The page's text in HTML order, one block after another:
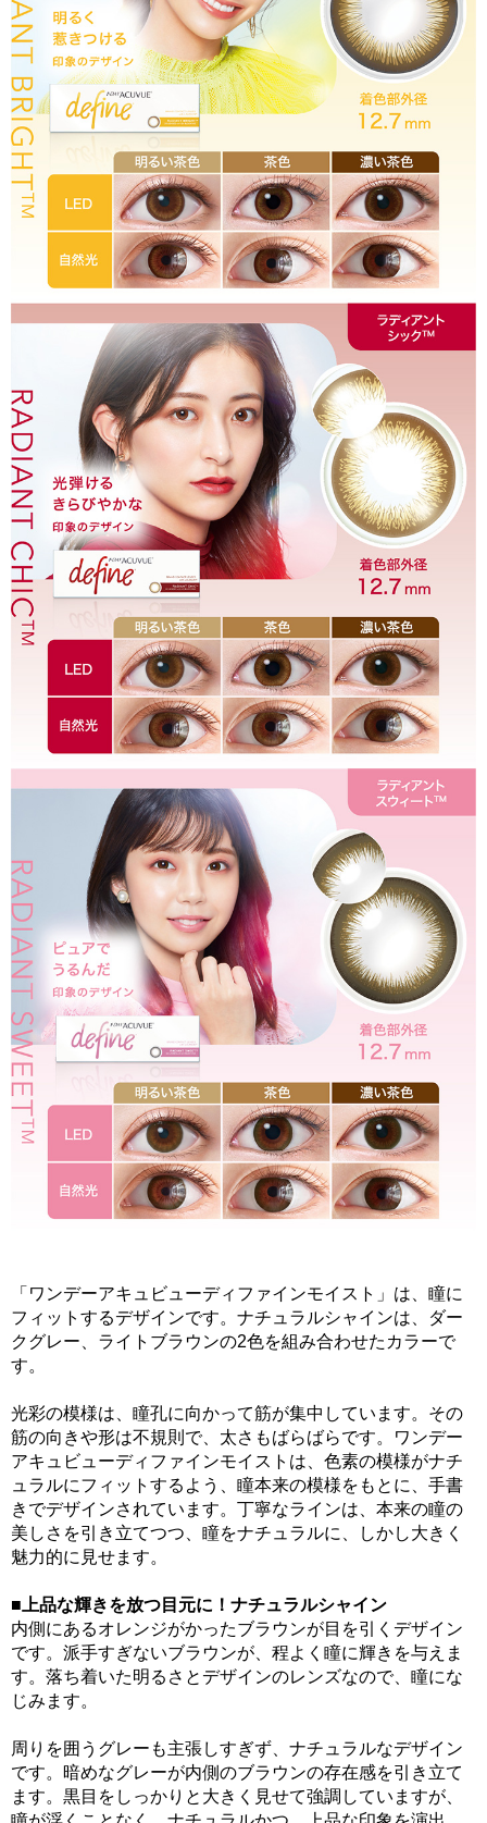
「ワンデーアキュビューディファインモイスト」は、瞳に
フィットするデザインです。ナチュラルシャインは、ダー
クグレー、ライトブラウンの2色を組み合わせたカラーで
す。
光彩の模様は、瞳孔に向かって筋が集中しています。その
筋の向きや形は不規則で、太さもばらばらです。ワンデー
アキュビューディファインモイストは、色素の模様がナチ
ュラルにフィットするよう、瞳本来の模様をもとに、手書
きでデザインされています。丁寧なラインは、本来の瞳の
美しさを引き立てつつ、瞳をナチュラルに、しかし大きく
魅力的に見せます。
■上品な輝きを放つ目元に！ナチュラルシャイン
内側にあるオレンジがかったブラウンが目を引くデザイン
です。派手すぎないブラウンが、程よく瞳に輝きを与えま
す。落ち着いた明るさとデザインのレンズなので、瞳にな
じみます。
周りを囲うグレーも主張しすぎず、ナチュラルなデザイン
です。暗めなグレーが内側のブラウンの存在感を引き立て
ます。黒目をしっかりと大きく見せて強調していますが、